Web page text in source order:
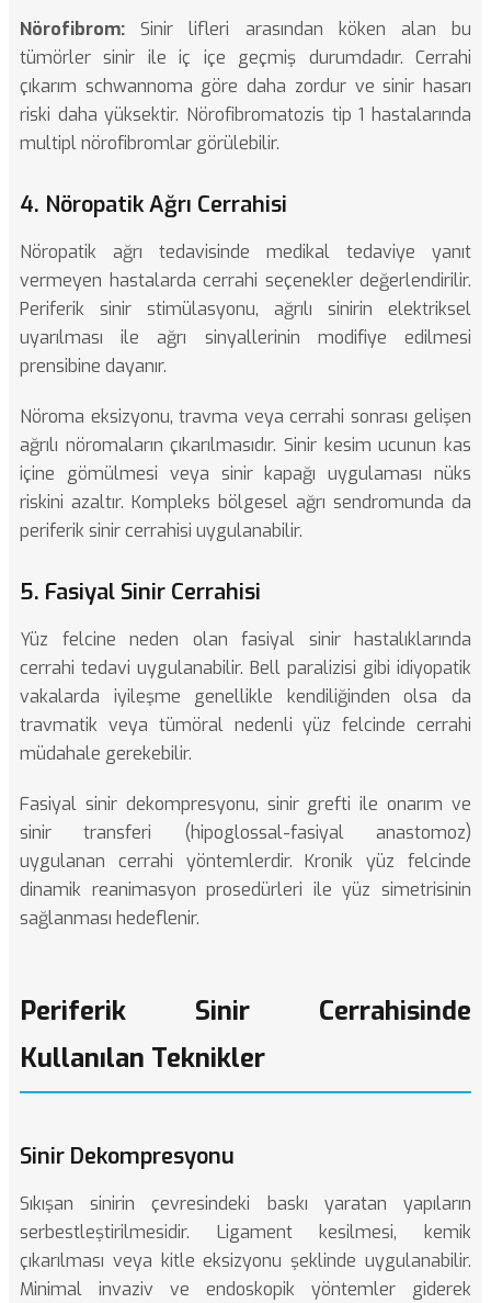
Nörofibrom: Sinir lifleri arasından köken alan bu
tümörler sinir ile iç içe geçmiş durumdadır. Cerrahi
çıkarım schwannoma göre daha zordur ve sinir hasarı
riski daha yüksektir. Nörofibromatozis tip 1 hastalarında
multipl nörofibromlar görülebilir.
4. Nöropatik Ağrı Cerrahisi
Nöropatik ağrı tedavisinde medikal tedaviye yanıt
vermeyen hastalarda cerrahi seçenekler değerlendirilir.
Periferik sinir stimülasyonu, ağrılı sinirin elektriksel
uyarılması ile ağrı sinyallerinin modifiye edilmesi
prensibine dayanır.
Nöroma eksizyonu, travma veya cerrahi sonrası gelişen
ağrılı nöromaların çıkarılmasıdır. Sinir kesim ucunun kas
içine gömülmesi veya sinir kapağı uygulaması nüks
riskini azaltır. Kompleks bölgesel ağrı sendromunda da
periferik sinir cerrahisi uygulanabilir.
5. Fasiyal Sinir Cerrahisi
Yüz felcine neden olan fasiyal sinir hastalıklarında
cerrahi tedavi uygulanabilir. Bell paralizisi gibi idiyopatik
vakalarda iyileşme genellikle kendiliğinden olsa da
travmatik veya tümöral nedenli yüz felcinde cerrahi
müdahale gerekebilir.
Fasiyal sinir dekompresyonu, sinir grefti ile onarım ve
sinir transferi (hipoglossal-fasiyal anastomoz)
uygulanan cerrahi yöntemlerdir. Kronik yüz felcinde
dinamik reanimasyon prosedürleri ile yüz simetrisinin
sağlanması hedeflenir.
Periferik Sinir Cerrahisinde
Kullanılan Teknikler
Sinir Dekompresyonu
Sıkışan sinirin çevresindeki baskı yaratan yapıların
serbestleştirilmesidir. Ligament kesilmesi, kemik
çıkarılması veya kitle eksizyonu şeklinde uygulanabilir.
Minimal invaziv ve endoskopik yöntemler giderek